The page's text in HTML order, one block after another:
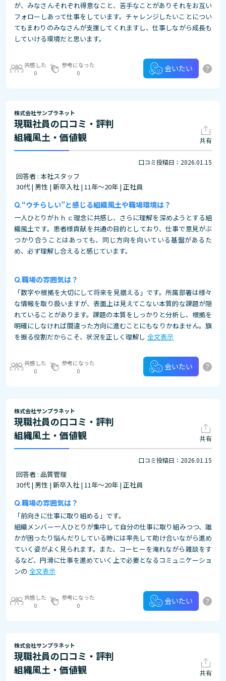
が、みなさんそれぞれ得意なこと、苦手なことがありそれをお互い
フォローしあって仕事をしています。チャレンジしたいことについ
てもまわりのみなさんが支援してくれますし、仕事しながら成長も
していける環境だと思います。
共感した
0
参考になった
0
会いたい ?
株式会社サンプラネット
現職社員の口コミ・評判
組織風土・価値観
共有
口コミ投稿日：2026.01.15
回答者 : 本社スタッフ
30代 | 男性 | 新卒入社 | 11年～20年 | 正社員
“ウチらしい”と感じる組織風土や職場環境は？
一人ひとりがｈｈｃ理念に共感し、さらに理解を深めようとする組
織風土です。患者様貢献を共通の目的としており、仕事で意見がぶ
つかり合うことはあっても、同じ方向を向いている基盤があるた
め、必ず理解し合えると感じています。
職場の雰囲気は？
「数字や根拠を大切にして将来を見据える」です。所属部署は様々
な情報を取り扱いますが、表面上は見えてこない本質的な課題が隠
れていることがあります。課題の本質をしっかりと分析し、根拠を
明確にしなければ間違った方向に進むことにもなりかねません。旗
を振る役割だからこそ、状況を正しく理解し 全文表示
共感した
0
参考になった
0
会いたい ?
株式会社サンプラネット
現職社員の口コミ・評判
組織風土・価値観
共有
口コミ投稿日：2026.01.15
回答者 : 品質管理
30代 | 男性 | 新卒入社 | 11年～20年 | 正社員
職場の雰囲気は？
「前向きに仕事に取り組める」です。
組織メンバー一人ひとりが集中して自分の仕事に取り組みつつ、誰
かが困ったり悩んだりしている時には率先して助け合いながら進め
ていく姿がよく見られます。また、コーヒーを淹れながら雑談をす
るなど、円滑に仕事を進めていく上で必要となるコミュニケーショ
ンの 全文表示
共感した
0
参考になった
0
会いたい ?
株式会社サンプラネット
現職社員の口コミ・評判
組織風土・価値観
共有